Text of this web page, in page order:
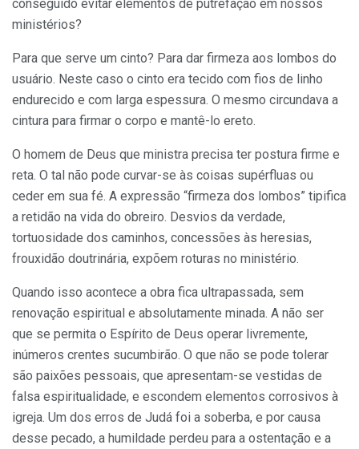
conseguido evitar elementos de putrefação em nossos
ministérios?
Para que serve um cinto? Para dar firmeza aos lombos do
usuário. Neste caso o cinto era tecido com fios de linho
endurecido e com larga espessura. O mesmo circundava a
cintura para firmar o corpo e mantê-lo ereto.
O homem de Deus que ministra precisa ter postura firme e
reta. O tal não pode curvar-se às coisas supérfluas ou
ceder em sua fé. A expressão “firmeza dos lombos” tipifica
a retidão na vida do obreiro. Desvios da verdade,
tortuosidade dos caminhos, concessões às heresias,
frouxidão doutrinária, expõem roturas no ministério.
Quando isso acontece a obra fica ultrapassada, sem
renovação espiritual e absolutamente minada. A não ser
que se permita o Espírito de Deus operar livremente,
inúmeros crentes sucumbirão. O que não se pode tolerar
são paixões pessoais, que apresentam-se vestidas de
falsa espiritualidade, e escondem elementos corrosivos à
igreja. Um dos erros de Judá foi a soberba, e por causa
desse pecado, a humildade perdeu para a ostentação e a